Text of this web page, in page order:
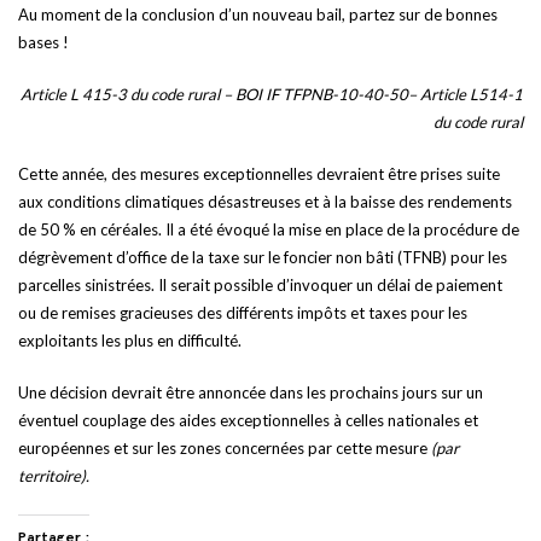
Au moment de la conclusion d’un nouveau bail, partez sur de bonnes
bases !
Article L 415-3 du code rural – BOI IF TFPNB-10-40-50– Article L514-1
du code rural
Cette année, des mesures exceptionnelles devraient être prises suite
aux conditions climatiques désastreuses et à la baisse des rendements
de 50 % en céréales. Il a été évoqué la mise en place de la procédure de
dégrèvement d’office de la taxe sur le foncier non bâti (TFNB) pour les
parcelles sinistrées. Il serait possible d’invoquer un délai de paiement
ou de remises gracieuses des différents impôts et taxes pour les
exploitants les plus en difficulté.
Une décision devrait être annoncée dans les prochains jours sur un
éventuel couplage des aides exceptionnelles à celles nationales et
européennes et sur les zones concernées par cette mesure (par
territoire).